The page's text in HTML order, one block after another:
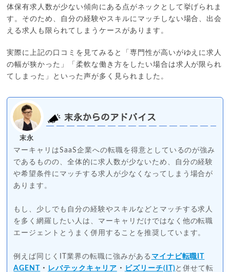
体保有求人数が少ない傾向にある点がネックとして挙げられま
す。そのため、自分の経験やスキルにマッチしない場合、出会
える求人も限られてしまうケースがあります。
実際に上記の口コミを見てみると「専門性が高いがゆえに求人
の幅が狭かった」「柔軟な働き方をしたい場合は求人が限られ
てしまった」といった声が多く見られました。
末永
末永からのアドバイス
マーキャリはSaaS企業への転職を得意としているのが強み
であるものの、全体的に求人数が少ないため、自分の経験
や希望条件にマッチする求人が少なくなってしまう場合が
あります。
もし、少しでも自分の経験やスキルなどとマッチする求人
を多く網羅したい人は、マーキャリだけではなく他の転職
エージェントとうまく併用することを推奨しています。
例えば同じくIT業界の転職に強みがある マイナビ転職IT
AGENT ・ レバテックキャリア ・ ビズリーチ(IT)と併せて転